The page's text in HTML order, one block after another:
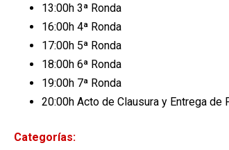
13:00h 3ª Ronda
16:00h 4ª Ronda
17:00h 5ª Ronda
18:00h 6ª Ronda
19:00h 7ª Ronda
20:00h Acto de Clausura y Entrega de
Categorías: